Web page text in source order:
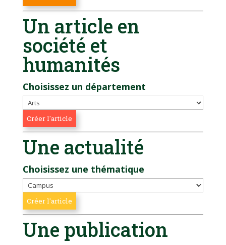
Un article en
société et
humanités
Choisissez un département
Une actualité
Choisissez une thématique
Une publication